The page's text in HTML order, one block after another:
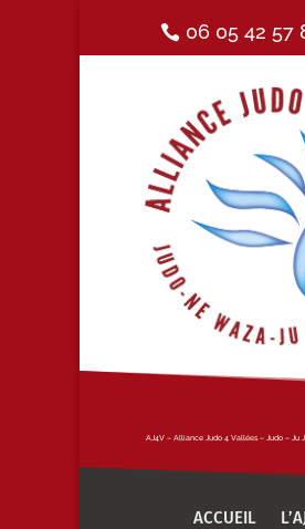
06 05 42 57
AJ4V – Alliance Judo 4 Vallées – Judo – Ju
ACCUEIL